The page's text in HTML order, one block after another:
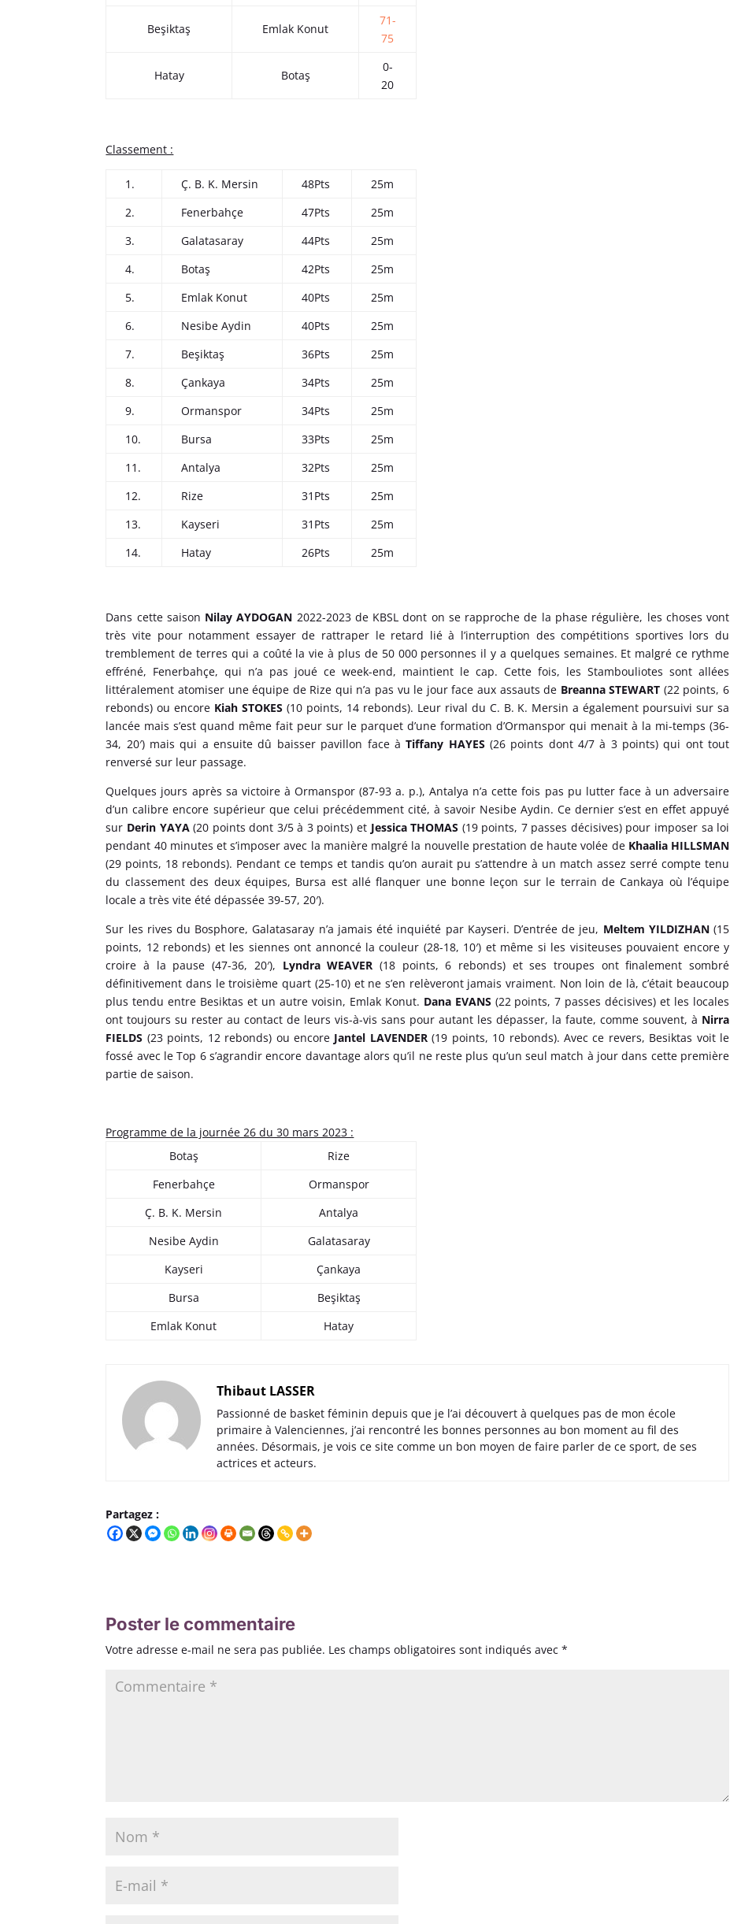
Beşiktaş Emlak Konut
71-
75
Hatay Botaş
0-
20
Classement :
1. Ç. B. K. Mersin 48Pts
25m
2.
Fenerbahçe 47Pts
25m
3.
Galatasaray 44Pts
25m
4.
Botaş 42Pts
25m
5.
Emlak Konut 40Pts
25m
6.
Nesibe Aydin 40Pts
25m
7.
Beşiktaş 36Pts
25m
8.
Çankaya 34Pts
25m
9.
Ormanspor 34Pts
25m
10.
Bursa 33Pts
25m
11.
Antalya 32Pts
25m
12.
Rize 31Pts
25m
13.
Kayseri 31Pts
25m
14.
Hatay 26Pts 25m
Dans cette saison Nilay AYDOGAN 2022-2023 de KBSL dont on se rapproche de la phase régulière, les choses vont
très vite pour notamment essayer de rattraper le retard lié à l’interruption des compétitions sportives lors du
tremblement de terres qui a coûté la vie à plus de 50 000 personnes il y a quelques semaines. Et malgré ce rythme
effréné, Fenerbahçe, qui n’a pas joué ce week-end, maintient le cap. Cette fois, les Stambouliotes sont allées
littéralement atomiser une équipe de Rize qui n’a pas vu le jour face aux assauts de Breanna STEWART (22 points, 6
rebonds) ou encore Kiah STOKES (10 points, 14 rebonds). Leur rival du C. B. K. Mersin a également poursuivi sur sa
lancée mais s’est quand même fait peur sur le parquet d’une formation d’Ormanspor qui menait à la mi-temps (36-
34, 20′) mais qui a ensuite dû baisser pavillon face àTiffany HAYES(26 points dont 4/7 à 3 points) qui ont tout
renversé sur leur passage.
Quelques jours après sa victoire à Ormanspor (87-93 a. p.), Antalya n’a cette fois pas pu lutter face à un adversaire
d’un calibre encore supérieur que celui précédemment cité, à savoir Nesibe Aydin. Ce dernier s’est en effet appuyé
sur Derin YAYA(20 points dont 3/5 à 3 points) et Jessica THOMAS (19 points, 7 passes décisives) pour imposer sa loi
pendant 40 minutes et s’imposer avec la manière malgré la nouvelle prestation de haute volée deKhaalia HILLSMAN
(29 points, 18 rebonds). Pendant ce temps et tandis qu’on aurait pu s’attendre à un match assez serré compte tenu
du classement des deux équipes, Bursa est allé flanquer une bonne leçon sur le terrain de Cankaya où l’équipe
locale a très vite été dépassée 39-57, 20′).
Sur les rives du Bosphore, Galatasaray n’a jamais été inquiété par Kayseri. D’entrée de jeu, Meltem YILDIZHAN(15
points, 12 rebonds) et les siennes ont annoncé la couleur (28-18, 10′) et même si les visiteuses pouvaient encore y
croire à la pause (47-36, 20′), Lyndra WEAVER (18 points, 6 rebonds) et ses troupes ont finalement sombré
définitivement dans le troisième quart (25-10) et ne s’en relèveront jamais vraiment. Non loin de là, c’était beaucoup
plus tendu entre Besiktas et un autre voisin, Emlak Konut. Dana EVANS(22 points, 7 passes décisives) et les locales
ont toujours su rester au contact de leurs vis-à-vis sans pour autant les dépasser, la faute, comme souvent, à Nirra
FIELDS (23 points, 12 rebonds) ou encore Jantel LAVENDER(19 points, 10 rebonds). Avec ce revers, Besiktas voit le
fossé avec le Top 6 s’agrandir encore davantage alors qu’il ne reste plus qu’un seul match à jour dans cette première
partie de saison.
Programme de la journée 26 du 30 mars 2023 :
Botaş
Rize
Fenerbahçe
Ormanspor
Ç. B. K. Mersin
Antalya
Nesibe Aydin
Galatasaray
Kayseri
Çankaya
Bursa
Beşiktaş
Emlak Konut
Hatay
Thibaut LASSER
Passionné de basket féminin depuis que je l’ai découvert à quelques pas de mon école
primaire à Valenciennes, j’ai rencontré les bonnes personnes au bon moment au fil des
années. Désormais, je vois ce site comme un bon moyen de faire parler de ce sport, de ses
actrices et acteurs.
Partagez :
Poster le commentaire
Votre adresse e-mail ne sera pas publiée. Les champs obligatoires sont indiqués avec*